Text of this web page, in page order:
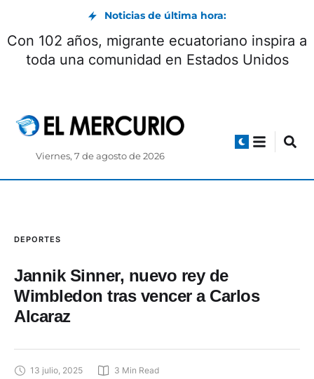
Noticias de última hora:
Con 102 años, migrante ecuatoriano inspira a
toda una comunidad en Estados Unidos
Viernes, 7 de agosto de 2026
DEPORTES
Jannik Sinner, nuevo rey de
Wimbledon tras vencer a Carlos
Alcaraz
13 julio, 2025 3 Min Read